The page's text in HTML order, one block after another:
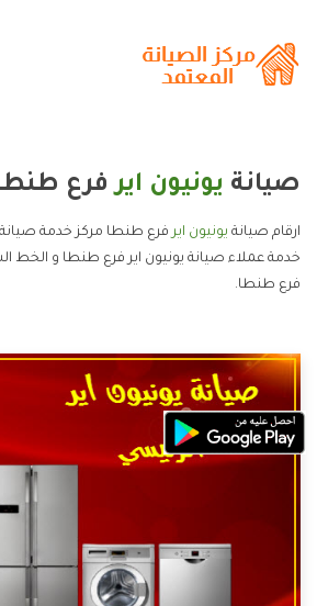
صيانة يونيون ايرفرع
ارقام صيانة يونيون ايرفرع طنطا مركز خدمة صيانة
خدمة عملاء صيانة يونيون اير فرع طنطا و الخط
فرع طنطا.